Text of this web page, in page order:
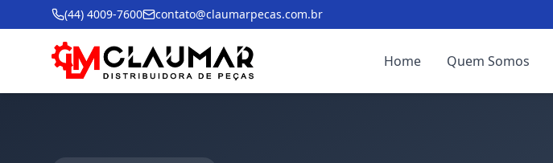
(44) 4009-7600 contato@claumarpecas.com.br
Home Quem Somos